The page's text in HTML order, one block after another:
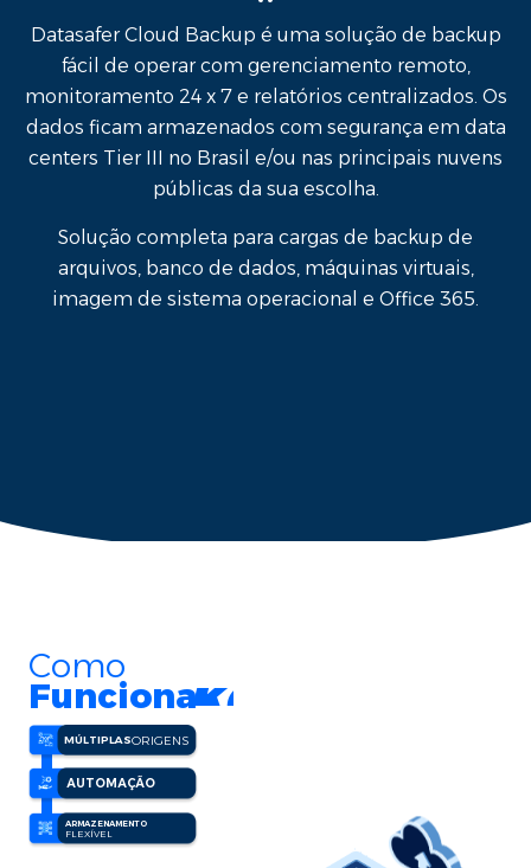
Datasafer Cloud Backup é uma solução de backup
fácil de operar com gerenciamento remoto,
monitoramento 24 x 7 e relatórios centralizados. Os
dados ficam armazenados com segurança em data
centers Tier III no Brasil e/ou nas principais nuvens
públicas da sua escolha.​
Solução completa para cargas de backup de
arquivos, banco de dados, máquinas virtuais,
imagem de sistema operacional e Office 365.
Como
Funciona
MÚLTIPLASORIGENS
AUTOMAÇÃO
ARMAZENAMENTO
FLEXÍVEL